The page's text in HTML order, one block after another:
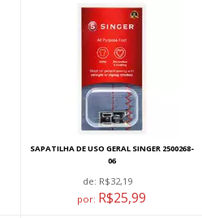
SAPATILHA DE USO GERAL SINGER 2500268-
06
de: R$32,19
por: R$25,99